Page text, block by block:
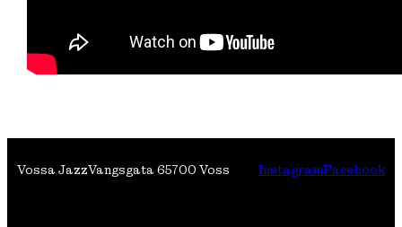
Vossa JazzVangsgata 65700 Voss InstagramFacebook